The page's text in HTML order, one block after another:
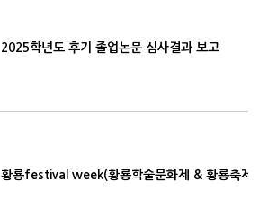
2025학년도 후기 졸업논문 심사결과 보고
황룡festival week(황룡학술문화제 & 황룡축제)